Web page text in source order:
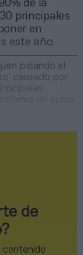
de la
principales
en
este año.
pisando el
causado por
de
contenido